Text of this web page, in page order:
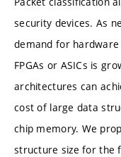
security devices. As
demand for
FPGAs or ASICs is
architectures can
cost of large data
chip memory. We
structure size for the